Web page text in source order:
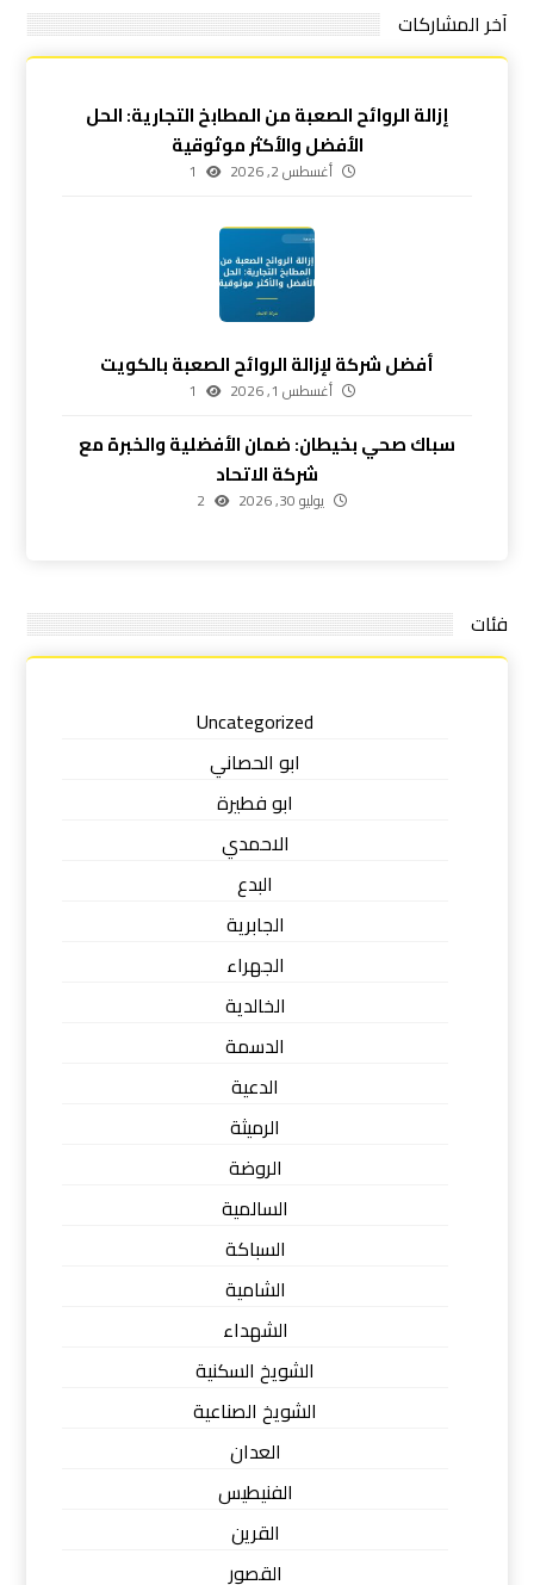
آخر المشاركات
إزالة الروائح الصعبة من المطابخ التجارية: الحل
الأفضل والأكثر موثوقية
أغسطس 2, 2026 1
أفضل شركة لإزالة الروائح الصعبة بالكويت
أغسطس 1, 2026 1
سباك صحي بخيطان: ضمان الأفضلية والخبرة مع
شركة الاتحاد
يوليو 30, 2026 2
فئات
Uncategorized
ابو الحصاني
ابو فطيرة
الاحمدي
البدع
الجابرية
الجهراء
الخالدية
الدسمة
الدعية
الرميثة
الروضة
السالمية
السباكة
الشامية
الشهداء
الشويخ السكنية
الشويخ الصناعية
العدان
الفنيطيس
القرين
القصور